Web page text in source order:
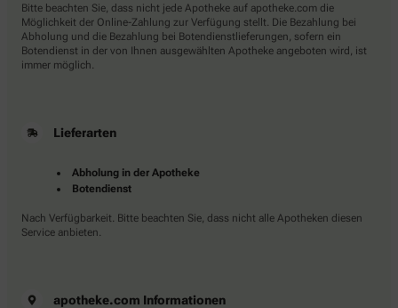
Bitte beachten Sie, dass nicht jede Apotheke auf apotheke.com die
Möglichkeit der Online-Zahlung zur Verfügung stellt. Die Bezahlung bei
Abholung und die Bezahlung bei Botendienstlieferungen, sofern ein
Botendienst in der von Ihnen ausgewählten Apotheke angeboten wird, ist
immer möglich.
Lieferarten
Abholung in der Apotheke
Botendienst
Nach Verfügbarkeit. Bitte beachten Sie, dass nicht alle Apotheken diesen
Service anbieten.
apotheke.com Informationen